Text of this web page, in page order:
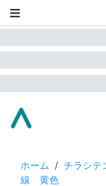
ホーム / チラシテ
線 黄色